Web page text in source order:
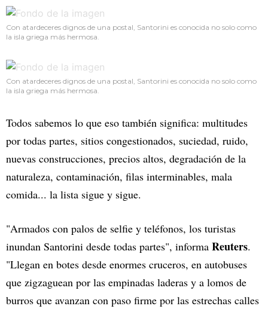
Con atardeceres dignos de una postal, Santorini es conocida no solo como
la isla griega más hermosa.
Con atardeceres dignos de una postal, Santorini es conocida no solo como
la isla griega más hermosa.
Todos sabemos lo que eso también significa: multitudes
por todas partes, sitios congestionados, suciedad, ruido,
nuevas construcciones, precios altos, degradación de la
naturaleza, contaminación, filas interminables, mala
comida... la lista sigue y sigue.
"Armados con palos de selfie y teléfonos, los turistas
inundan Santorini desde todas partes", informa Reuters.
"Llegan en botes desde enormes cruceros, en autobuses
que zigzaguean por las empinadas laderas y a lomos de
burros que avanzan con paso firme por las estrechas calles